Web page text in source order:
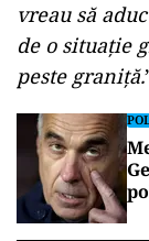
vreau să
de o situație
peste graniță.